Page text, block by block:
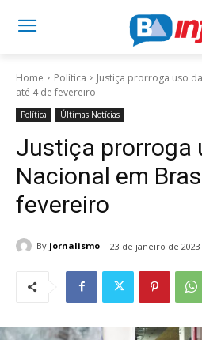
Home Política
Justiça prorroga uso
até 4 de fevereiro
Política Últimas Notícias
Justiça prorroga
Nacional em
fevereiro
By jornalismo 23 de janeiro de 2023